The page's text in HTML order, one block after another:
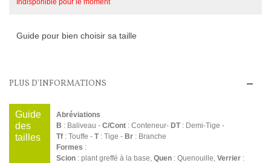
Indisponible pour le moment
Guide pour bien choisir sa taille
PLUS D'INFORMATIONS
Guide
des
tailles
Abréviations
B : Baliveau - C/Cont : Conteneur- DT: Demi-Tige -
Tf : Touffe - T: Tige - Br : Branche
Formes :
Scion : plant greffé à la base, Quen : Quenouille, Verrier :